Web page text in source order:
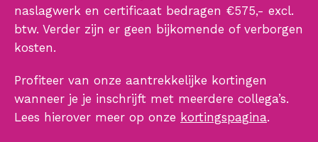
naslagwerk en certificaat bedragen €575,- excl.
btw. Verder zijn er geen bijkomende of verborgen
kosten.
Profiteer van onze aantrekkelijke kortingen
wanneer je je inschrijft met meerdere collega’s.
Lees hierover meer op onze kortingspagina.